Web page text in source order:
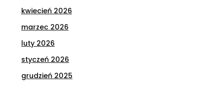
kwiecień 2026
marzec 2026
luty 2026
styczeń 2026
grudzień 2025